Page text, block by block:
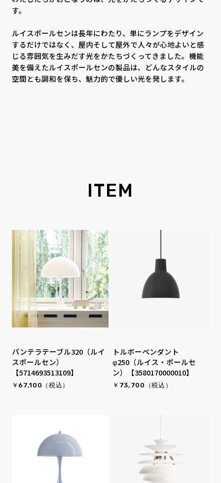
す。
ルイスポールセンは長年にわたり、単にランプをデザイン
するだけではなく、屋内そして屋外で人々が心地よいと感
じる雰囲気を生みだす光をかたちづくってきました。機能
美を備えたルイスポールセンの製品は、どんなスタイルの
空間とも調和を保ち、魅力的で優しい光を発します。
ITEM
パンテラテーブル320（ルイ
スポールセン）
【5714693513109】
￥67,100（税込）
トルボーペンダント
φ250（ルイス・ポールセ
ン）【3580170000010】
￥73,700（税込）